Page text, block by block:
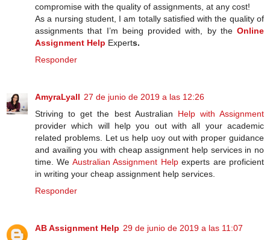
compromise with the quality of assignments, at any cost!
As a nursing student, I am totally satisfied with the quality of
assignments that I’m being provided with, by the Online
Assignment Help Experts.
Responder
AmyraLyall 27 de junio de 2019 a las 12:26
Striving to get the best Australian Help with Assignment
provider which will help you out with all your academic
related problems. Let us help uoy out with proper guidance
and availing you with cheap assignment help services in no
time. We Australian Assignment Helpexperts are proficient
in writing your cheap assignment help services.
Responder
AB Assignment Help 29 de junio de 2019 a las 11:07